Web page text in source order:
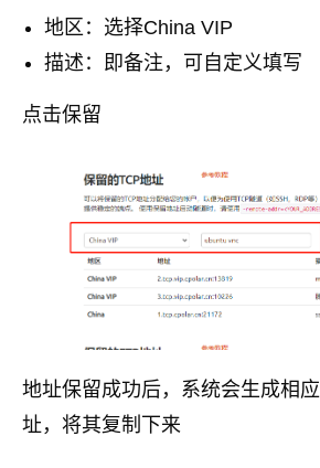
地区：选择China VIP
描述：即备注，可自定义填写
点击保留
地址保留成功后，系统会生成相
址，将其复制下来